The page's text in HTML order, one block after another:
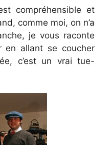
compréhensible et
comme moi, on n’a
je vous raconte
en allant se coucher
c’est un vrai tue-